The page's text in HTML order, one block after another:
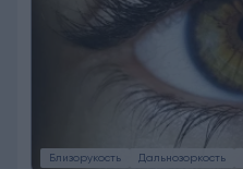
Близорукость Дальнозоркость